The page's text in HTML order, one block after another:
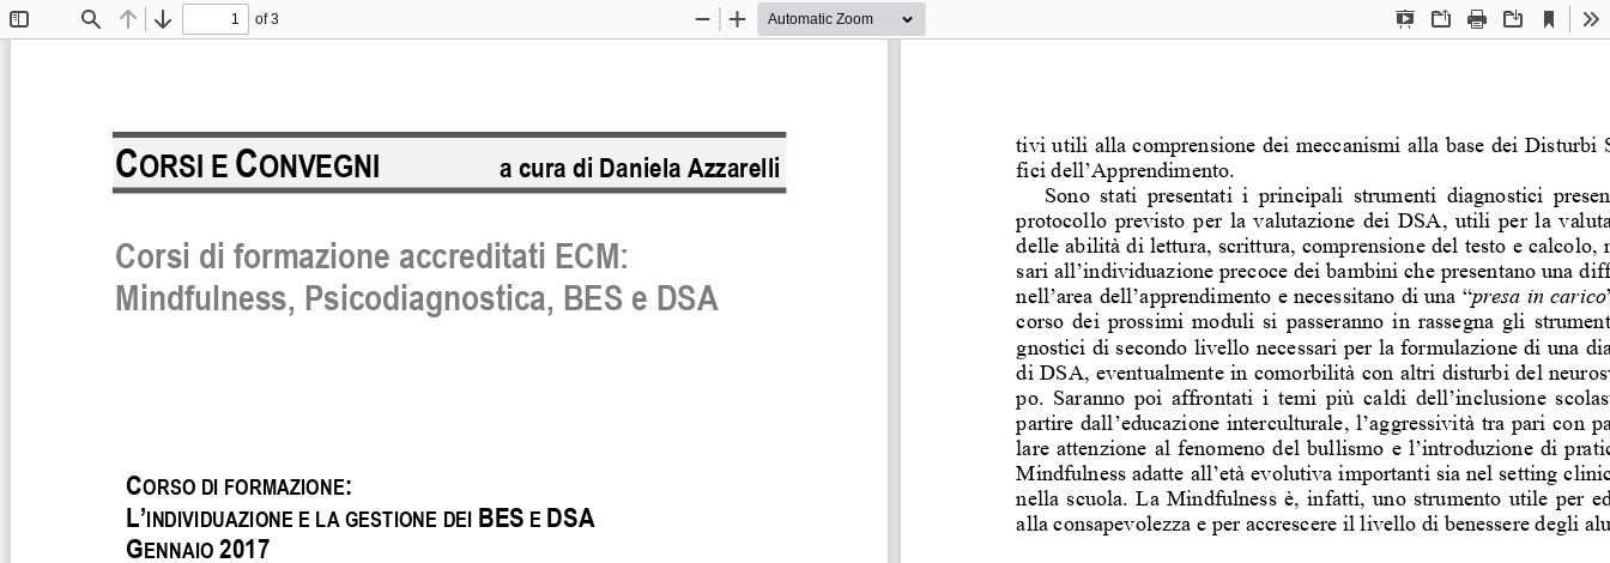
Find Previous
Next
of 3
Presentation
OpenPrint Download
Current
View
Zoom
Zoom
CORSI E CONVEGNI a cura di Daniela Azzarelli
Corsi di formazione accreditati ECM:
Mindfulness, Psicodiagnostica, BES e DSA
CORSO DI FORMAZIONE:
L’INDIVIDUAZIONE E LA GESTIONE DEI BES E DSA
GENNAIO 2017
tivi utili alla comprensione dei meccanismi alla base dei Disturbi
fici dell’Apprendimento.
Sono  stati  presentati  i  principali  strumenti  diagnostici  presen
protocollo previsto per la valutazione dei DSA, utili per la va
delle abilità di lettura, scrittura, comprensione del testo e calcolo,
sari all’individuazione precoce dei bambini che presentano una
nell’area dell’apprendimento e necessitano di una “presa in carico
corso dei prossimi moduli si passeranno in rassegna gli strumen
gnostici di secondo livello necessari per la formulazione di una
di DSA, eventualmente in comorbilità con altri disturbi del neu
po.  Saranno  poi  affrontati  i  temi  più  caldi  dell’inclusione  sco
partire dall’educazione interculturale, l’aggressività tra pari con
lare attenzione al fenomeno del bullismo e l’introduzione di pr
Mindfulness adatte all’età evolutiva importanti sia nel setting
nella scuola. La Mindfulness è, infatti, uno strumento utile per
alla consapevolezza e per accrescere il livello di benessere degli